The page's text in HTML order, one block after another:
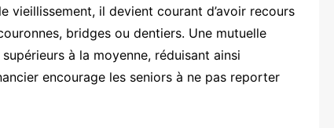
il devient courant d’avoir recours
bridges ou dentiers. Une mutuelle
à la moyenne, réduisant ainsi
encourage les seniors à ne pas reporter